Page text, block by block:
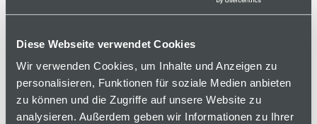
Diese Webseite verwendet Cookies
Wir verwenden Cookies, um Inhalte und Anzeigen zu
personalisieren, Funktionen für soziale Medien anbieten
zu können und die Zugriffe auf unsere Website zu
analysieren. Außerdem geben wir Informationen zu Ihrer
Artikelnummer 110000621 / Alte Materialnummer:
transparentem Kunststoff. Ideal für
Schutzabdeckungen und Maschinenverkleidungen
in der Industrieautomation.